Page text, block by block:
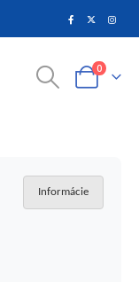
0
Informácie